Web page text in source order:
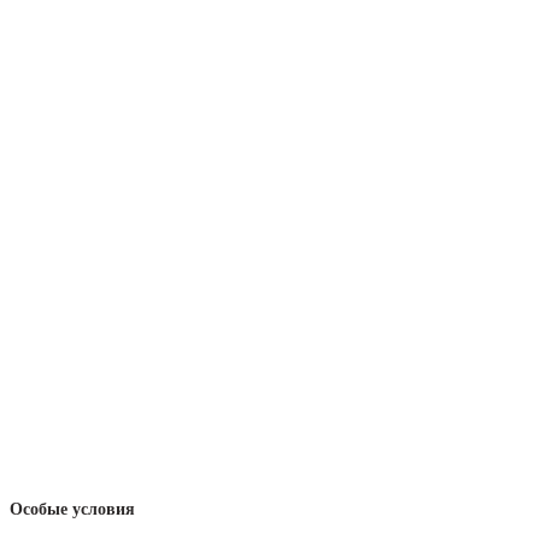
Особые условия